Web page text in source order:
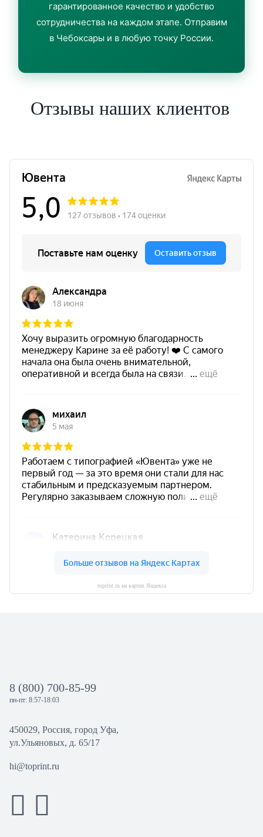
гарантированное качество и удобство
сотрудничества на каждом этапе. Отправим
в Чебоксары и в любую точку России.
Отзывы наших клиентов
toprint.ru на картах Яндекса
8 (800) 700-85-99
пн-пт: 8:57-18:03
450029, Россия, город Уфа,
ул.Ульяновых, д. 65/17
hi@toprint.ru